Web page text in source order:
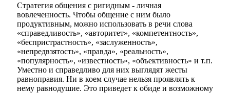
Стратегия общения с ригидным - личная
вовлеченность. Чтобы общение с ним было
продуктивным, можно использовать в речи слова
«справедливость», «авторитет», «компетентность»,
«беспристрастность», «заслуженность»,
«непредвзятость», «правда», «реальность»,
«популярность», «известность», «объективность» и т.п.
Уместно и справедливо для них выглядят жесты
равноправия. Ни в коем случае нельзя проявлять к
нему равнодушие. Это приведет к обиде и возможному